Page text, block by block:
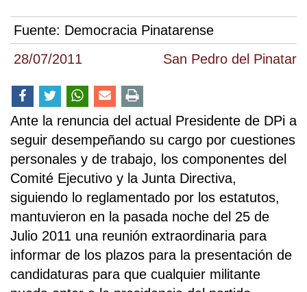
28/07/2011 San Pedro del Pinatar
Fuente: Democracia Pinatarense
Ante la renuncia del actual Presidente de DPi a
seguir desempeñando su cargo por cuestiones
personales y de trabajo, los componentes del
Comité Ejecutivo y la Junta Directiva,
siguiendo lo reglamentado por los estatutos,
mantuvieron en la pasada noche del 25 de
Julio 2011 una reunión extraordinaria para
informar de los plazos para la presentación de
candidaturas para que cualquier militante